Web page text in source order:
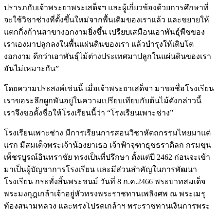
ปรารภกับเจ้าพระยาพระเสด็จฯ และผู้เกี่ยวข้องด้วยการศึกษาที่
จะใช้วิชาช่างที่ตั้งขึ้นใหม่จากพื้นเดิมของเราแล้ว และขยายให้
แตกกิ่งก้านสาขางอกงามยิ่งขึ้น เปรียบเสมือนเอาพันธุ์พืชของ
เราเองมาปลูกลงในพื้นแผ่นดินของเรา แล้วบำรุงให้เติบโต
งอกงาม ดีกว่าเอาพันธุ์ไม้ต่างประเทศมาปลูกในแผ่นดินของเรา
อันไม่เหมาะกัน”
โดยความประสงค์เช่นนี้ เมื่อเจ้าพระยาเสด็จฯ มาขอชื่อโรงเรียน
เราขอระลึกผูกพันอยู่ในความเปรียบเทียบกับต้นไม้ดังกล่าวนี้
เราจึงขอตั้งชื่อให้โรงเรียนนี้ว่า “โรงเรียนเพาะช่าง”
โรงเรียนเพาะช่าง มีการเรียนการสอนวิชาหัตถกรรมไทยมาแต่
แรก มีสมเด็จพระเจ้าน้องยาเธอ เจ้าฟ้าจุฑาธุชธราดิลก กรมขุน
เพ็ชรบูรณ์อินทราชัย ทรงเป็นที่ปรึกษา ตั้งแต่ปี 2462 ก่อนจะเข้า
มาเป็นผู้บัญชาการโรงเรียน และมีส่วนสำคัญในการพัฒนา
โรงเรียน กระทั่งสิ้นพระชนม์ วันที่ 8 ก.ค.2466 พระบาทสมเด็จ
พระมงกุฎเกล้าเจ้าอยู่หัวทรงพระราชทานเพลิงศพ ณ พระเมรุ
ท้องสนามหลวง และทรงโปรดเกล้าฯ พระราชทานเงินการพระ